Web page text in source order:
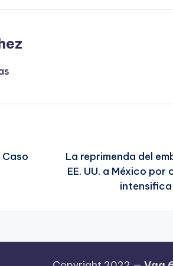
Caso
La reprimenda del
EE. UU. a México